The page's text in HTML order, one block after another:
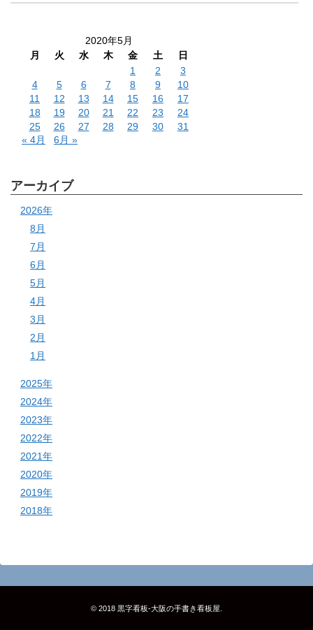
2020年5月
月
火 水 木 金 土
日
1
2
3
4
5 6 7 8 9
10
11
12 13 14 15 16
17
18
19 20 21 22 23
24
25
26 27 28 29 30
31
« 4月
6月 »
アーカイブ
2026年
8月
7月
6月
5月
4月
3月
2月
1月
2025年
2024年
2023年
2022年
2021年
2020年
2019年
2018年
© 2018 黒字看板‐大阪の手書き看板屋